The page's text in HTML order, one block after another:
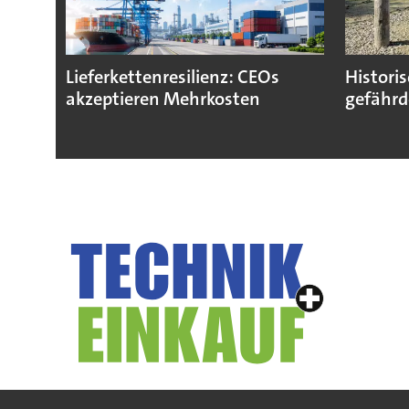
Lieferkettenresilienz: CEOs
akzeptieren Mehrkosten